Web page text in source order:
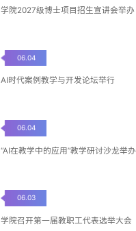
学院2027级博士项目招生宣讲会举办
06.04
AI时代案例教学与开发论坛举行
06.04
“AI在教学中的应用”教学研讨沙龙举办
06.03
学院召开第一届教职工代表选举大会